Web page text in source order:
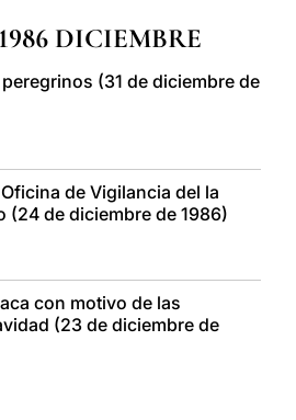
DICIEMBRE
(31 de diciembre de
de Vigilancia del la
(24 de diciembre de 1986)
con motivo de las
(23 de diciembre de